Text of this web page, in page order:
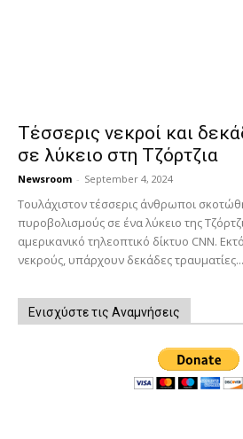
Τέσσερις νεκροί και
σε λύκειο στη Τζόρτζια
Newsroom - September 4, 2024
Τουλάχιστον τέσσερις άνθρωποι
πυροβολισμούς σε ένα λύκειο της
αμερικανικό τηλεοπτικό δίκτυο CNN.
νεκρούς, υπάρχουν δεκάδες τραυματίες...
Ενισχύστε τις Αναμνήσεις